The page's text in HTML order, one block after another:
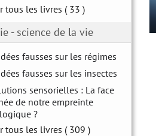
tous les livres ( 33 )
- science de la vie
fausses sur les régimes
fausses sur les insectes
sensorielles : La face
de notre empreinte
?
tous les livres ( 309 )